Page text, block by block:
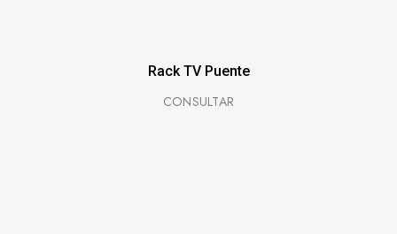
Rack TV Puente